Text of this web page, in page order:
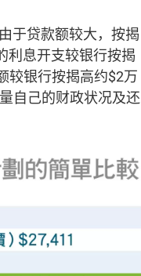
于贷款额较大，按揭
利息开支较银行按揭
较银行按揭高约$2万
自己的财政状况及还